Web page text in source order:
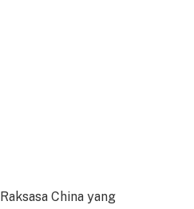
Raksasa China yang